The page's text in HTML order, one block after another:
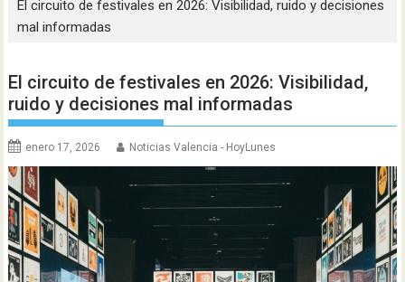
El circuito de festivales en 2026: Visibilidad, ruido y decisiones
mal informadas
El circuito de festivales en 2026: Visibilidad,
ruido y decisiones mal informadas
enero 17, 2026 Noticias Valencia - HoyLunes